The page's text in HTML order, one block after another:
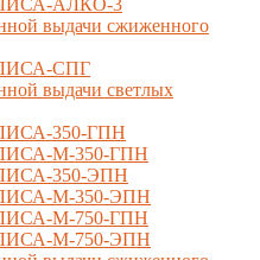
выдачи сжиженного
СПГ
выдачи светлых
350-ГПН
М-350-ГПН
350-ЭПН
М-350-ЭПН
М-750-ГПН
М-750-ЭПН